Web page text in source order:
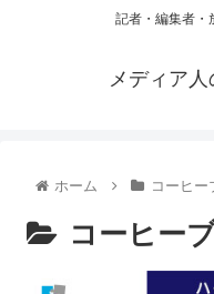
記者・編集者・
メディア
ホーム コーヒー
コーヒー